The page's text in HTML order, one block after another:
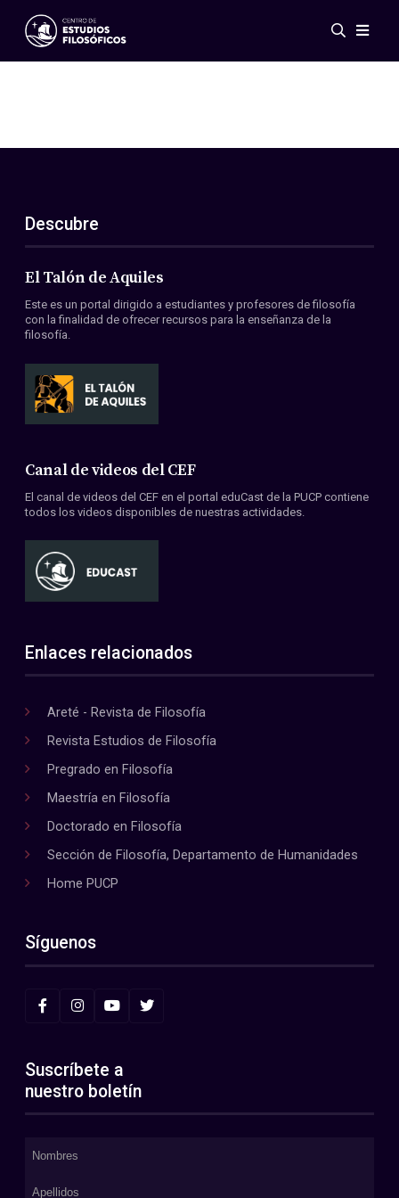
Eventos
ES
EN
Acerca de nosotros
Miembros
Convenios
Descubre
El Talón de Aquiles
Este es un portal dirigido a estudiantes y profesores de filosofía
con la finalidad de ofrecer recursos para la enseñanza de la
filosofía.
Canal de videos del CEF
El canal de videos del CEF en el portal eduCast de la PUCP contiene
todos los videos disponibles de nuestras actividades.
Enlaces relacionados
Areté - Revista de Filosofía
Revista Estudios de Filosofía
Pregrado en Filosofía
Maestría en Filosofía
Doctorado en Filosofía
Sección de Filosofía, Departamento de Humanidades
Home PUCP
Síguenos
Suscríbete a
nuestro boletín